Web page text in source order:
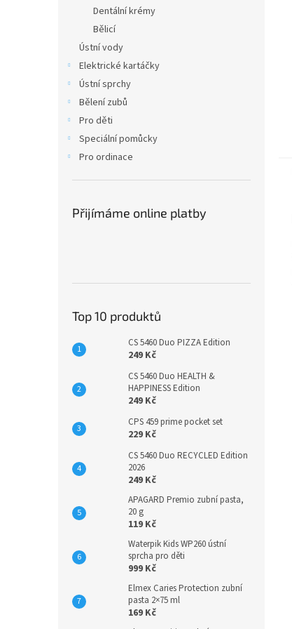
Dentální krémy
Bělicí
Ústní vody
Elektrické kartáčky
Ústní sprchy
Bělení zubů
Pro děti
Speciální pomůcky
Pro ordinace
Přijímáme online platby
Top 10 produktů
CS 5460 Duo PIZZA Edition
249 Kč
CS 5460 Duo HEALTH &
HAPPINESS Edition
249 Kč
CPS 459 prime pocket set
229 Kč
CS 5460 Duo RECYCLED Edition
2026
249 Kč
APAGARD Premio zubní pasta,
20 g
119 Kč
Waterpik Kids WP260 ústní
sprcha pro děti
999 Kč
Elmex Caries Protection zubní
pasta 2×75 ml
169 Kč